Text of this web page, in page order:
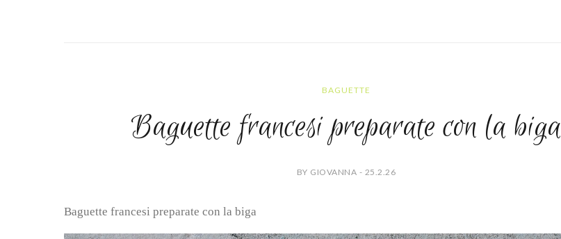
BAGUETTE
Baguette francesi preparate con la biga
BY GIOVANNA - 25.2.26
Baguette francesi preparate con la biga